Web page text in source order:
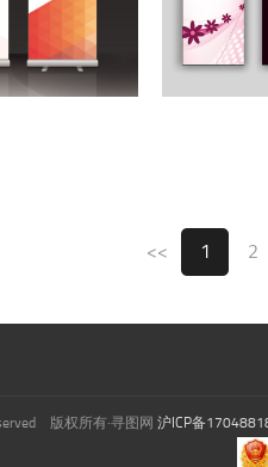
<< 1 2
版权所有·寻图网 沪ICP备